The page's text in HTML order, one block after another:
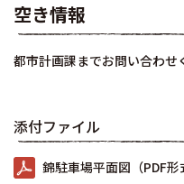
空き情報
都市計画課までお問い合わせ
添付ファイル
錦駐車場平面図（PDF形